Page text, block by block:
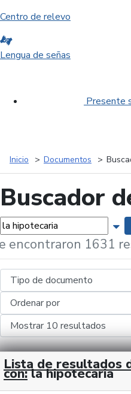
Centro de relevo
Lengua de señas
Presente
Inicio Documentos
Buscador
encontraron 1631
Lista de resultados
con: la hipotecaria